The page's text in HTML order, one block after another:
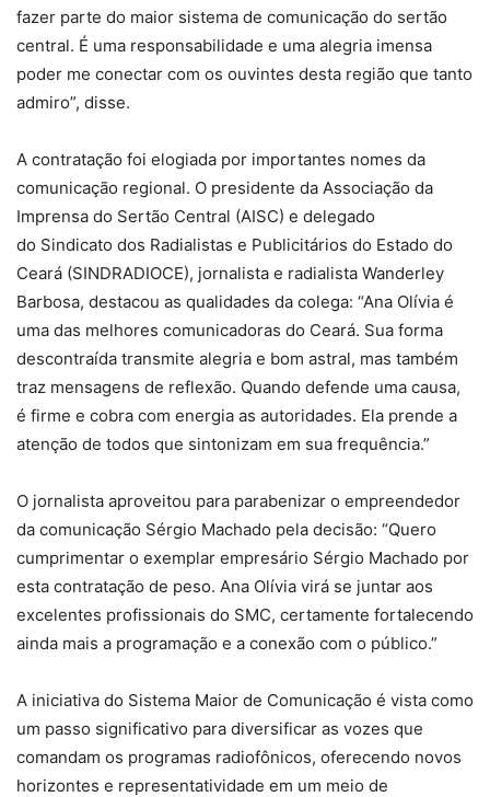
fazer parte do maior sistema de comunicação do sertão
central. É uma responsabilidade e uma alegria imensa
poder me conectar com os ouvintes desta região que tanto
admiro”, disse.
A contratação foi elogiada por importantes nomes da
comunicação regional. O presidente da Associação da
Imprensa do Sertão Central (AISC) e delegado
do Sindicato dos Radialistas e Publicitários do Estado do
Ceará (SINDRADIOCE), jornalista e radialista Wanderley
Barbosa, destacou as qualidades da colega: “Ana Olívia é
uma das melhores comunicadoras do Ceará. Sua forma
descontraída transmite alegria e bom astral, mas também
traz mensagens de reflexão. Quando defende uma causa,
é firme e cobra com energia as autoridades. Ela prende a
atenção de todos que sintonizam em sua frequência.”
O jornalista aproveitou para parabenizar o empreendedor
da comunicação Sérgio Machado pela decisão: “Quero
cumprimentar o exemplar empresário Sérgio Machado por
esta contratação de peso. Ana Olívia virá se juntar aos
excelentes profissionais do SMC, certamente fortalecendo
ainda mais a programação e a conexão com o público.”
A iniciativa do Sistema Maior de Comunicação é vista como
um passo significativo para diversificar as vozes que
comandam os programas radiofônicos, oferecendo novos
horizontes e representatividade em um meio de